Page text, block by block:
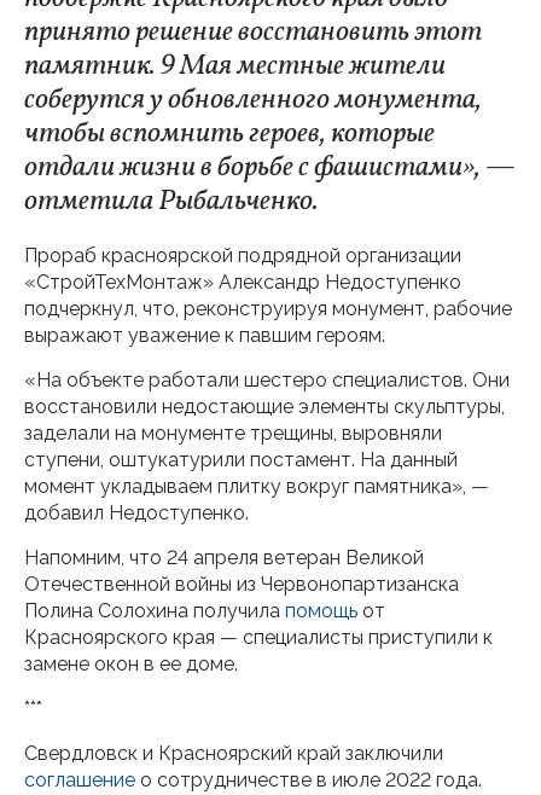
принято решение восстановить этот
памятник. 9 Мая местные жители
соберутся у обновленного монумента,
чтобы вспомнить героев, которые
отдали жизни в борьбе с фашистами», —
отметила Рыбальченко.
Прораб красноярской подрядной организации
«СтройТехМонтаж» Александр Недоступенко
подчеркнул, что, реконструируя монумент, рабочие
выражают уважение к павшим героям.
«На объекте работали шестеро специалистов. Они
восстановили недостающие элементы скульптуры,
заделали на монументе трещины, выровняли
ступени, оштукатурили постамент. На данный
момент укладываем плитку вокруг памятника», —
добавил Недоступенко.
Напомним, что 24 апреля ветеран Великой
Отечественной войны из Червонопартизанска
Полина Солохина получила помощь от
Красноярского края — специалисты приступили к
замене окон в ее доме.
***
Свердловск и Красноярский край заключили
соглашение о сотрудничестве в июле 2022 года.